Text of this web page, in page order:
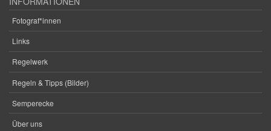
Fotograf*innen
Links
Regelwerk
Regeln & Tipps (Bilder)
Semperecke
Über uns